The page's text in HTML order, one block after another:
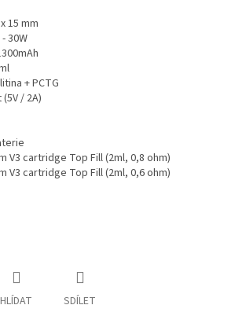
15 mm
30W
+ PCTG
/ 2A)
V3 cartridge Top Fill (2ml, 0,8 ohm)
V3 cartridge Top Fill (2ml, 0,6 ohm)
HLÍDAT SDÍLET